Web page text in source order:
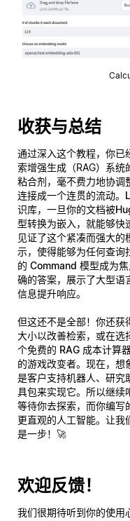
收获与总结
通过深入这个教程，你已
索增强生成（RAG）系统
粘合剂，毫不费力地协
连接成一个连贯的流动。
识库，一旦你的文档被
型转换为嵌入，就能够快
见证了这个紧凑而强大的
示，使得能够为任何查询
的 Command 模型成为
确的答案，展示了大型语
信息提升响应。
但这还不是全部！你还获
大小以改善检索，或在选
个免费的 RAG 成本计算
的游戏改变者。现在，想
是客户支持机器人、研究
具包来实现它。所以继
等待你去探索，而你编写
更直观的人工智能。让我
是一步！🚀
欢迎反馈！
我们很期待听到你的使用